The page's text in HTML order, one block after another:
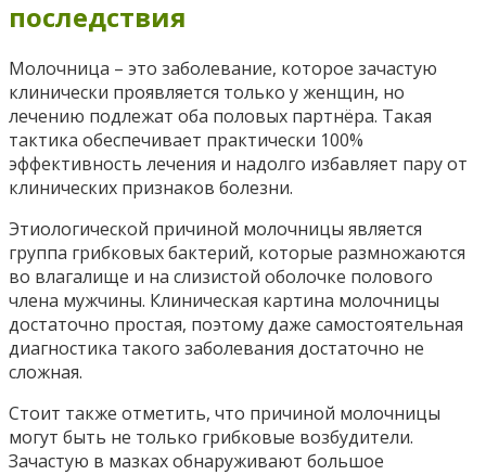
последствия
Молочница – это заболевание, которое зачастую
клинически проявляется только у женщин, но
лечению подлежат оба половых партнёра. Такая
тактика обеспечивает практически 100%
эффективность лечения и надолго избавляет пару от
клинических признаков болезни.
Этиологической причиной молочницы является
группа грибковых бактерий, которые размножаются
во влагалище и на слизистой оболочке полового
члена мужчины. Клиническая картина молочницы
достаточно простая, поэтому даже самостоятельная
диагностика такого заболевания достаточно не
сложная.
Стоит также отметить, что причиной молочницы
могут быть не только грибковые возбудители.
Зачастую в мазках обнаруживают большое